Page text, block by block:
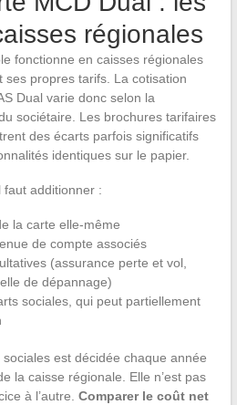
régionales
fonctionne en caisses régionales
propres tarifs. La cotisation
Dual varie donc selon la
sociétaire. Les brochures tarifaires
des écarts parfois significatifs
identiques sur le papier.
faut additionner :
la carte elle-même
de compte associés
(assurance perte et vol,
de dépannage)
sociales, qui peut partiellement
est décidée chaque année
la caisse régionale. Elle n’est pas
à l’autre. Comparer le coût net